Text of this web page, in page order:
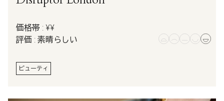
価格帯 : ¥¥
評価 : 素晴らしい
ビューティ